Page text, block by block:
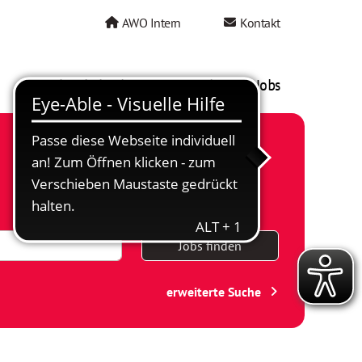
AWO Intern Kontakt
AWO als Arbeitgeber Mein AWO Jobs
Jobs finden
erweiterte Suche